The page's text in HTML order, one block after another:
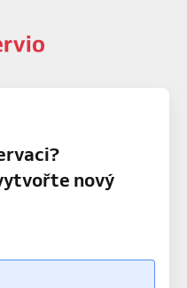
nový